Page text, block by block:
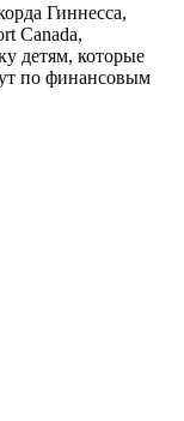
Гиннесса,
Canada,
детям, которые
по финансовым